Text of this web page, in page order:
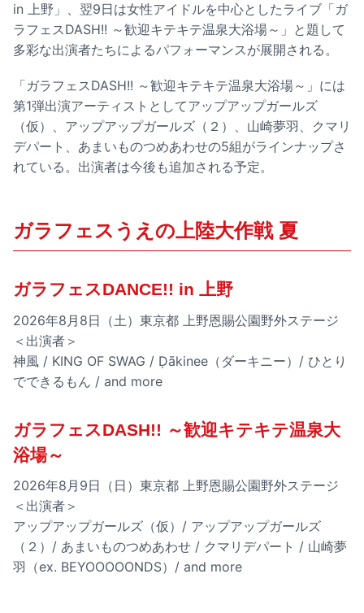
in 上野」、翌9日は女性アイドルを中心としたライブ「ガ
ラフェスDASH!! ～歓迎キテキテ温泉大浴場～」と題して
多彩な出演者たちによるパフォーマンスが展開される。
「ガラフェスDASH!! ～歓迎キテキテ温泉大浴場～」には
第1弾出演アーティストとしてアップアップガールズ
（仮）、アップアップガールズ（２）、山崎夢羽、クマリ
デパート、あまいものつめあわせの5組がラインナップさ
れている。出演者は今後も追加される予定。
ガラフェスうえの上陸大作戦 夏
ガラフェスDANCE!! in 上野
2026年8月8日（土）東京都 上野恩賜公園野外ステージ
＜出演者＞
神風 / KING OF SWAG / Ḍākinee（ダーキニー）/ ひとり
でできるもん / and more
ガラフェスDASH!! ～歓迎キテキテ温泉大
浴場～
2026年8月9日（日）東京都 上野恩賜公園野外ステージ
＜出演者＞
アップアップガールズ（仮）/ アップアップガールズ
（２）/ あまいものつめあわせ / クマリデパート / 山崎夢
羽（ex. BEYOOOOONDS）/ and more